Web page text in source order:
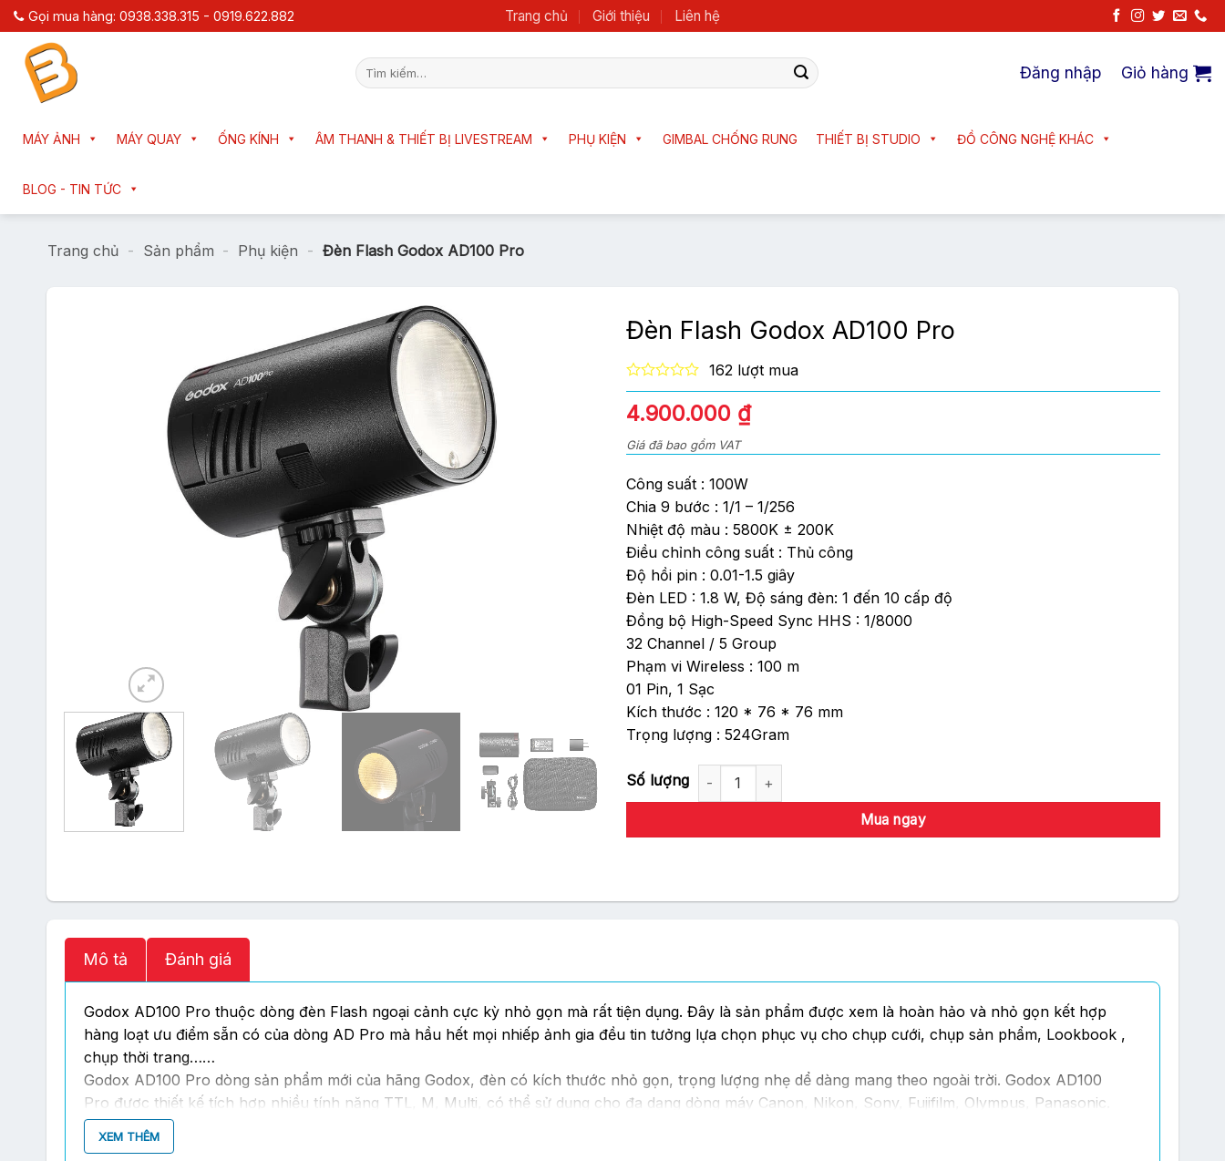
Chuyển
đến
dung
Gọi mua hàng: 0938.338.315 - 0919.622.882 Trang chủ Giới thiệu Liên hệ
Tìm
kiếm:
Đăng nhập Giỏ hàng
MÁY ẢNH MÁY QUAY ỐNG KÍNH ÂM THANH & THIẾT BỊ LIVESTREAM PHỤ KIỆN GIMBAL CHỐNG RUNG THIẾT BỊ STUDIO ĐỒ CÔNG NGHỆ KHÁC
BLOG - TIN TỨC
Trang chủ - Sản phẩm - Phụ kiện - Đèn Flash Godox AD100 Pro
Đèn Flash Godox AD100 Pro
0
out
of
162 lượt mua
4.900.000 ₫
Giá đã bao gồm VAT
Công suất : 100W
Chia 9 bước : 1/1 – 1/256
Nhiệt độ màu : 5800K ± 200K
Điều chỉnh công suất : Thủ công
Độ hồi pin : 0.01-1.5 giây
Đèn LED : 1.8 W, Độ sáng đèn: 1 đến 10 cấp độ
Đồng bộ High-Speed Sync HHS : 1/8000
32 Channel / 5 Group
Phạm vi Wireless : 100 m
01 Pin, 1 Sạc
Kích thước : 120 * 76 * 76 mm
Trọng lượng : 524Gram
Đèn Flash Godox AD100 Pro số lượng
Mua ngay
Mô tả Đánh giá
Godox AD100 Pro thuộc dòng đèn Flash ngoại cảnh cực kỳ nhỏ gọn mà rất tiện dụng. Đây là sản phẩm được xem là hoàn hảo và nhỏ gọn kết hợp
hàng loạt ưu điểm sẵn có của dòng AD Pro mà hầu hết mọi nhiếp ảnh gia đều tin tưởng lựa chọn phục vụ cho chụp cưới, chụp sản phẩm, Lookbook ,
chụp thời trang……
Godox AD100 Pro dòng sản phẩm mới của hãng Godox, đèn có kích thước nhỏ gọn, trọng lượng nhẹ dể dàng mang theo ngoài trời. Godox AD100
Pro được thiết kế tích hợp nhiều tính năng TTL, M, Multi, có thể sử dụng cho đa dạng dòng máy Canon, Nikon, Sony, Fujifilm, Olympus, Panasonic.
XEM THÊM